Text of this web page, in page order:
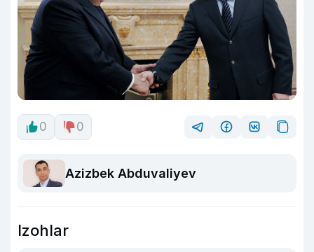
0 0
Azizbek Abduvaliyev
Izohlar